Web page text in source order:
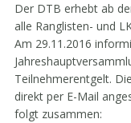
Der DTB erhebt ab
alle Ranglisten- und
Am 29.11.2016
Teilnehmerentgelt.
direkt per E-Mail
folgt zusammen: